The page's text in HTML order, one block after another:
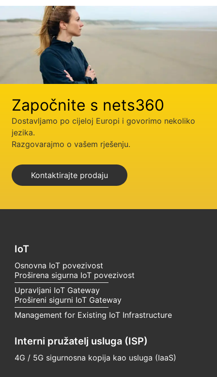
Započnite s nets360
Dostavljamo po cijeloj Europi i govorimo nekoliko
jezika.
Razgovarajmo o vašem rješenju.
Kontaktirajte prodaju
IoT
Osnovna IoT povezivost
Proširena sigurna IoT povezivost
Upravljani IoT Gateway
Prošireni sigurni IoT Gateway
Management for Existing IoT Infrastructure
Interni pružatelj usluga (ISP)
4G / 5G sigurnosna kopija kao usluga (IaaS)